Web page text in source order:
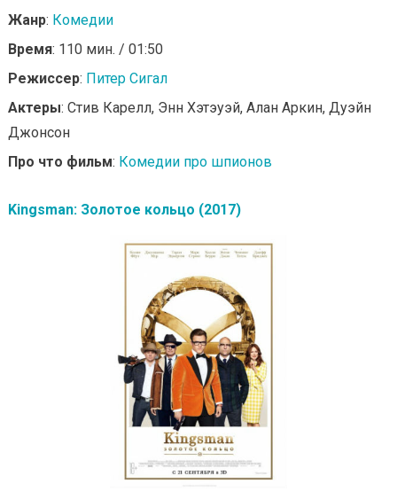
Жанр: Комедии
Время: 110 мин. / 01:50
Режиссер: Питер Сигал
Актеры: Стив Карелл, Энн Хэтэуэй, Алан Аркин, Дуэйн
Джонсон
Про что фильм: Комедии про шпионов
Kingsman: Золотое кольцо (2017)